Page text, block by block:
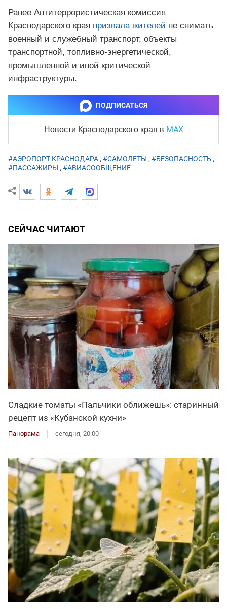
Ранее Антитеррористическая комиссия
Краснодарского края призвала жителей не снимать
военный и служебный транспорт, объекты
транспортной, топливно-энергетической,
промышленной и иной критической
инфраструктуры.
ПОДПИСАТЬСЯ
Новости Краснодарского края в MAX
#АЭРОПОРТ КРАСНОДАРА , #САМОЛЕТЫ , #БЕЗОПАСНОСТЬ ,
#ПАССАЖИРЫ , #АВИАСООБЩЕНИЕ
СЕЙЧАС ЧИТАЮТ
Сладкие томаты «Пальчики оближешь»: старинный
рецепт из «Кубанской кухни»
Панорама сегодня, 20:00